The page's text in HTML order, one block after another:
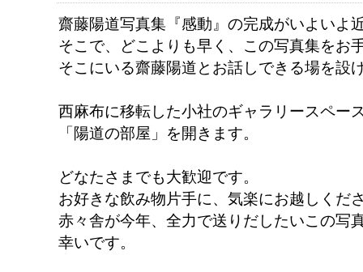
齋藤陽道写真集『感動』の完成がいよいよ
そこで、どこよりも早く、この写真集をお
そこにいる齋藤陽道とお話しできる場を設
西麻布に移転した小社のギャラリースペー
「陽道の部屋」を開きます。
どなたさまでも大歓迎です。
お好きな飲み物片手に、気楽にお越しくだ
赤々舎が今年、全力で送りだしたいこの写
幸いです。